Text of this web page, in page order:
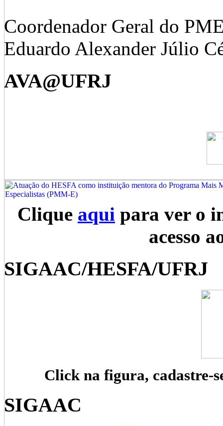
Coordenador Geral do
Eduardo Alexander Júlio
AVA@UFRJ
Clique aqui para ver o
acesso
SIGAAC/HESFA/UFRJ
Click na figura, cadastre-
SIGAAC